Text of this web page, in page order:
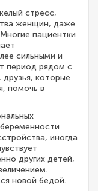
стресс,
женщин, даже
пациентки
сильными и
период рядом с
которые
помочь в
иногда
других детей,
новой бедой.